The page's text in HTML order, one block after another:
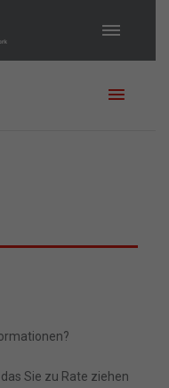
Sie zu Rate ziehen
aus
wie